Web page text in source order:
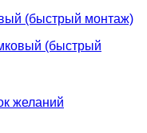
(быстрый монтаж)
желаний